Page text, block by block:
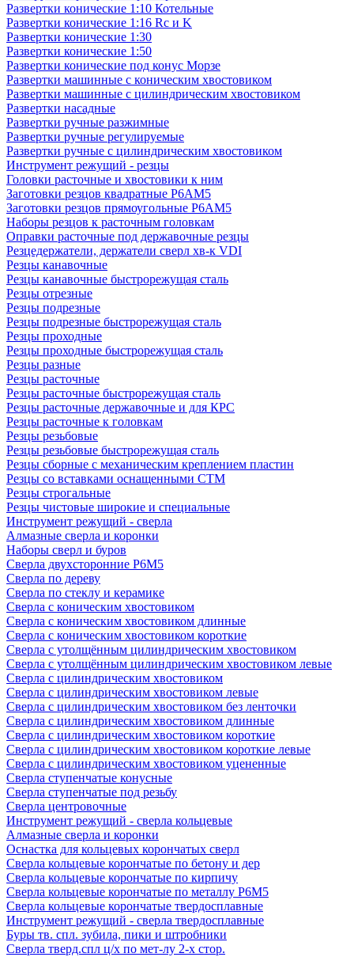
Развертки конические 1:10 Котельные
Развертки конические 1:16 Rc и K
Развертки конические 1:30
Развертки конические 1:50
Развертки конические под конус Морзе
Развертки машинные с коническим хвостовиком
Развертки машинные с цилиндрическим хвостовиком
Развертки насадные
Развертки ручные разжимные
Развертки ручные регулируемые
Развертки ручные с цилиндрическим хвостовиком
Инструмент режущий - резцы
Головки расточные и хвостовики к ним
Заготовки резцов квадратные Р6АМ5
Заготовки резцов прямоугольные Р6АМ5
Наборы резцов к расточным головкам
Оправки расточные под державочные резцы
Резцедержатели, держатели сверл хв-к VDI
Резцы канавочные
Резцы канавочные быстрорежущая сталь
Резцы отрезные
Резцы подрезные
Резцы подрезные быстрорежущая сталь
Резцы проходные
Резцы проходные быстрорежущая сталь
Резцы разные
Резцы расточные
Резцы расточные быстрорежущая сталь
Резцы расточные державочные и для КРС
Резцы расточные к головкам
Резцы резьбовые
Резцы резьбовые быстрорежущая сталь
Резцы сборные с механическим креплением пластин
Резцы со вставками оснащенными СТМ
Резцы строгальные
Резцы чистовые широкие и специальные
Инструмент режущий - сверла
Алмазные сверла и коронки
Наборы сверл и буров
Сверла двухсторонние Р6М5
Сверла по дереву
Сверла по стеклу и керамике
Сверла с коническим хвостовиком
Сверла с коническим хвостовиком длинные
Сверла с коническим хвостовиком короткие
Сверла с утолщённым цилиндрическим хвостовиком
Сверла с утолщённым цилиндрическим хвостовиком левые
Сверла с цилиндрическим хвостовиком
Сверла с цилиндрическим хвостовиком левые
Сверла с цилиндрическим хвостовиком без ленточки
Сверла с цилиндрическим хвостовиком длинные
Сверла с цилиндрическим хвостовиком короткие
Сверла с цилиндрическим хвостовиком короткие левые
Сверла с цилиндрическим хвостовиком уцененные
Сверла ступенчатые конусные
Сверла ступенчатые под резьбу
Сверла центровочные
Инструмент режущий - сверла кольцевые
Алмазные сверла и коронки
Оснастка для кольцевых корончатых сверл
Сверла кольцевые корончатые по бетону и дер
Сверла кольцевые корончатые по кирпичу
Сверла кольцевые корончатые по металлу Р6М5
Сверла кольцевые корончатые твердосплавные
Инструмент режущий - сверла твердосплавные
Буры тв. спл. зубила, пики и штробники
Сверла тверд.спл ц/х по мет-лу 2-х стор.